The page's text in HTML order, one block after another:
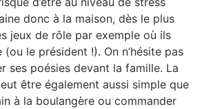
donc à la maison, dès le plus
jeux de rôle par exemple où ils
le président !). On n’hésite pas
ses poésies devant la famille. La
être également aussi simple que
à la boulangère ou commander